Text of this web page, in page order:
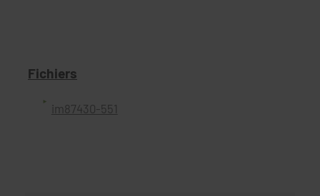
Fichiers
im87430-551